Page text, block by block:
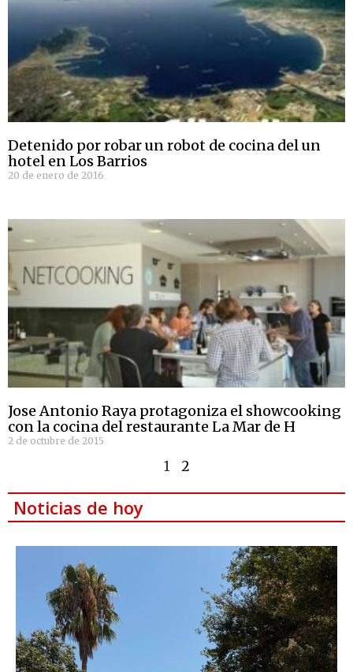
Detenido por robar un robot de cocina del un
hotel en Los Barrios
20 de enero de 2016
Jose Antonio Raya protagoniza el showcooking
con la cocina del restaurante La Mar de H
2 de octubre de 2015
1 2
Noticias de hoy